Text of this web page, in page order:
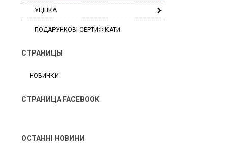
УЦІНКА
ПОДАРУНКОВІ СЕРТИФІКАТИ
СТРАНИЦЫ
НОВИНКИ
СТРАНИЦА FACEBOOK
ОСТАННІ НОВИНИ